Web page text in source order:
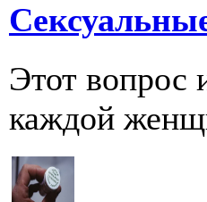
Этот вопрос
каждой